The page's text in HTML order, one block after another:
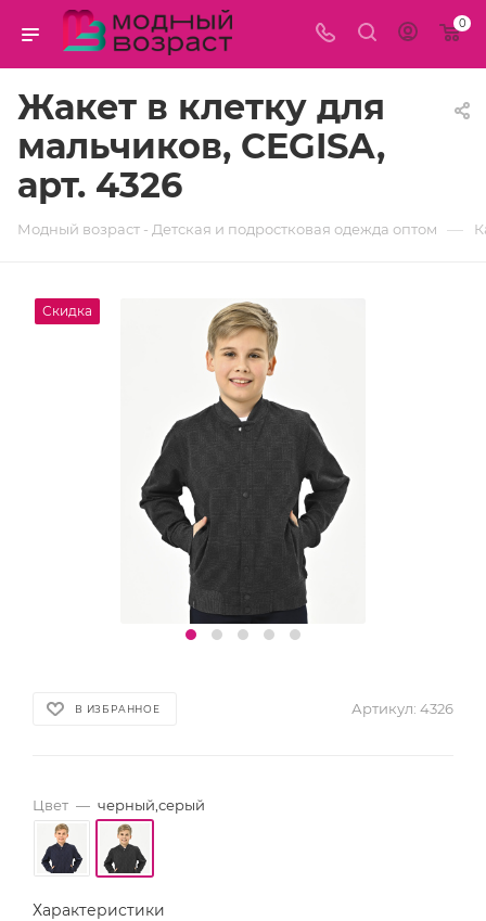
0
Жакет в клетку для
мальчиков, CEGISA,
арт. 4326
Модный возраст - Детская и подростковая одежда оптом —
Скидка
В ИЗБРАННОЕ Артикул: 4326
Цвет — черный,серый
Характеристики